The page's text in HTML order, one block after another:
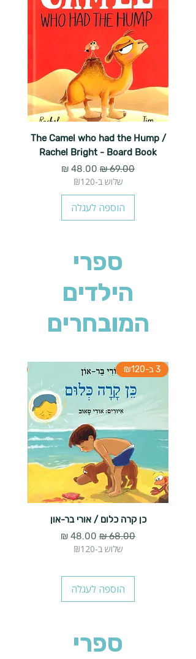
The Camel who had the Hump /
Rachel Bright - Board Book
מחיר רגיל מחיר מבצע
שלוש ב-₪120
הוספה לעגלה
ספרי
הילדים
המובחרים
3 ב-₪120
כן קרה כלום / אורי בר-און
מחיר רגיל מחיר מבצע
שלוש ב-₪120
הוספה לעגלה
ספרי